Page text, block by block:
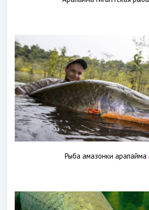
Рыба амазонки арапайма